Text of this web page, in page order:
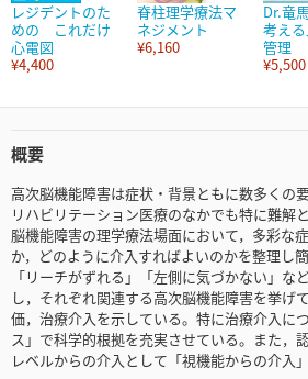
レジデントのた
めの これだけ
心電図
¥4,400
脊柱理学療法マ
ネジメント
¥6,160
Dr.竜
考え
管理
¥5,500
概要
高次脳機能障害は症状・背景ともに数多くの
リハビリテーション医療のなかでも特に難解
脳機能障害の理学療法場面において，多彩な
か，どのように介入すればよいのかを整理し
「リーチがずれる」「左側に気づかない」な
し，それぞれ関連する高次脳機能障害を挙げ
価，治療介入を示している。特に治療介入に
ス」で科学的根拠を充実させている。また，
レベルからの介入として「視機能からの介入